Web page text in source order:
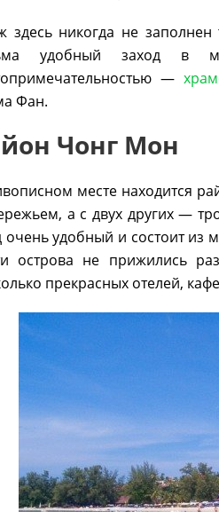
здесь никогда не
удобный заход в
—
Фан.
Чонг Мон
месте находится
а с двух других —
очень удобный и состоит из
острова не прижились
прекрасных отелей,